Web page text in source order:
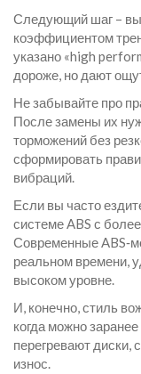
Следующий шаг –
коэффициентом
указано «high
дороже, но дают
Не забывайте про
После замены их
торможений без
сформировать
вибраций.
Если вы часто
системе ABS с
Современные
реальном времени,
высоком уровне.
И, конечно, стиль
когда можно
перегревают диски,
износ.